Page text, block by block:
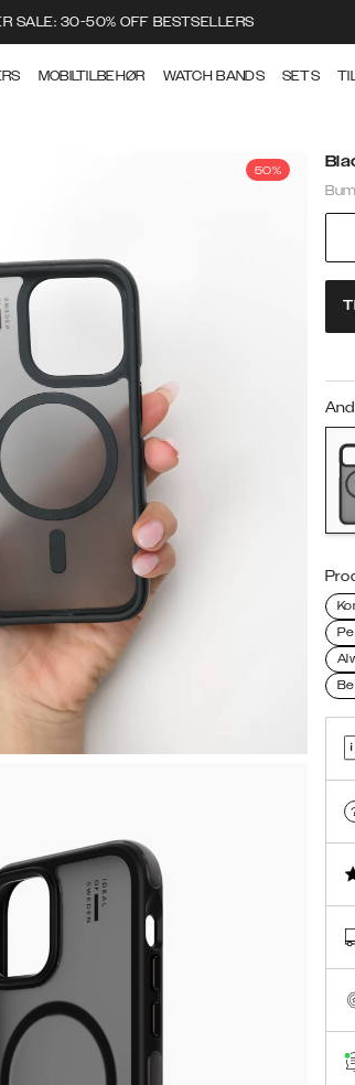
SALE: 30-50% OFF BESTSELLERS
MOBILTILBEHØR WATCH BANDS SETS
50%